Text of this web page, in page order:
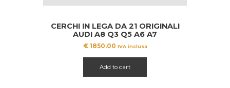
CERCHI IN LEGA DA 21 ORIGINALI
AUDI A8 Q3 Q5 A6 A7
AN0071491
€1850.00 IVA inclusa
Add to cart